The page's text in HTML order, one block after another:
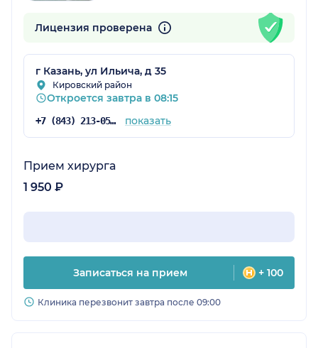
Лицензия проверена
г Казань, ул Ильича, д 35
Кировский район
Откроется завтра в 08:15
+7 (843) 213-05-89 показать
Прием хирурга
1 950 ₽
Записаться на прием + 100
Клиника перезвонит завтра после 09:00